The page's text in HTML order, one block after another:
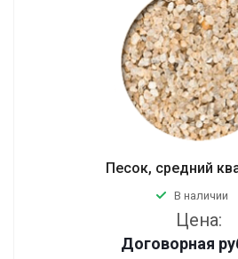
Песок, средний
В наличии
Цена:
Договорная